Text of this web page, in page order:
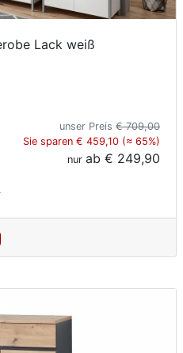
Lack weiß
unser Preis € 709,00
Sie sparen € 459,10 (≈ 65%)
nur ab € 249,90